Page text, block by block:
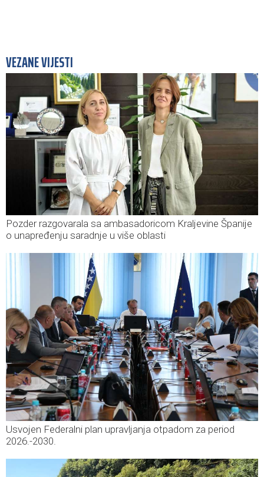
VEZANE VIJESTI
Pozder razgovarala sa ambasadoricom Kraljevine Španije
o unapređenju saradnje u više oblasti
Usvojen Federalni plan upravljanja otpadom za period
2026.-2030.